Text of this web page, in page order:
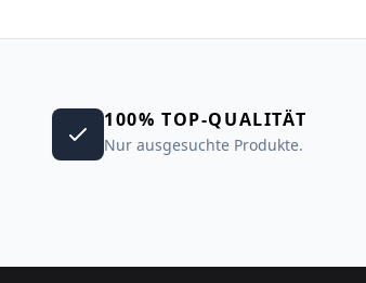
100% TOP-QUALITÄT
Nur ausgesuchte Produkte.